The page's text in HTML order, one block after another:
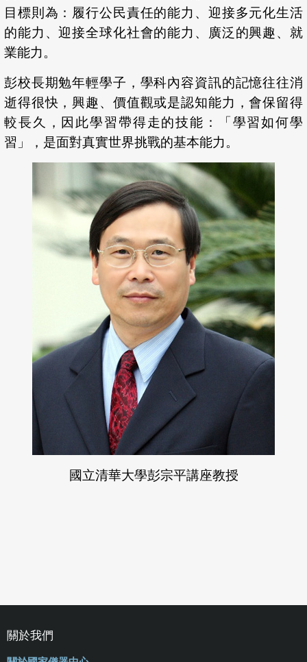
目標則為：履行公民責任的能力、迎接多元化生活
的能力、迎接全球化社會的能力、廣泛的興趣、就
業能力。
彭校長期勉年輕學子，學科內容資訊的記憶往往消
逝得很快，興趣、價值觀或是認知能力，會保留得
較長久，因此學習帶得走的技能：「學習如何學
習」，是面對真實世界挑戰的基本能力。
國立清華大學彭宗平講座教授
關於我們